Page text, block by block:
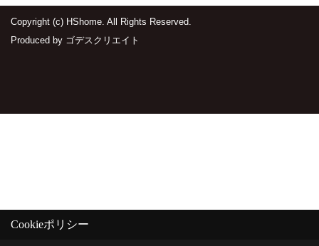
Copyright (c) HShome. All Rights Reserved.
Produced by ゴデスクリエイト
Cookieポリシー